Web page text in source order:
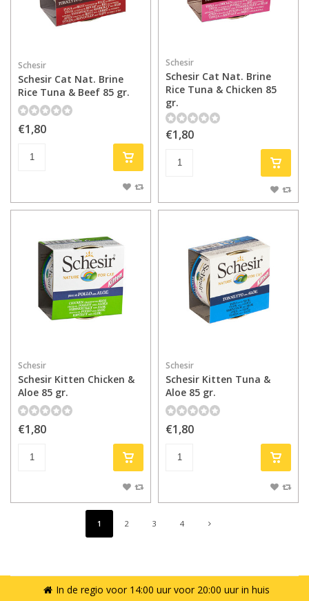
Schesir
Schesir Cat Nat. Brine
Rice Tuna & Beef 85 gr.
€1,80
Schesir
Schesir Cat Nat. Brine
Rice Tuna & Chicken 85
gr.
€1,80
Schesir
Schesir Kitten Chicken &
Aloe 85 gr.
€1,80
Schesir
Schesir Kitten Tuna &
Aloe 85 gr.
€1,80
1 2 3 4
In de regio voor 14:00 uur voor 20:00 uur in huis